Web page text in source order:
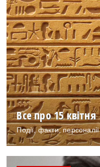
Все про 15 квітня
Події, факти, персоналії